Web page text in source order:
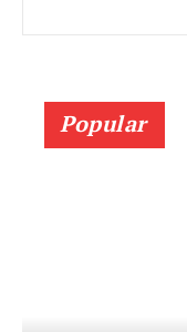
Popular